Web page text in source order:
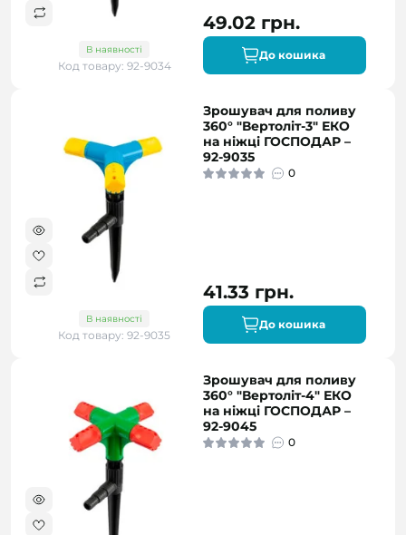
В наявності
Код товару: 92-9034
49.02 грн.
До кошика
В наявності
Код товару: 92-9035
Зрошувач для поливу
360° "Вертоліт-3" ЕКО
на ніжці ГОСПОДАР –
92-9035
0
41.33 грн.
До кошика
Зрошувач для поливу
360° "Вертоліт-4" ЕКО
на ніжці ГОСПОДАР –
92-9045
0